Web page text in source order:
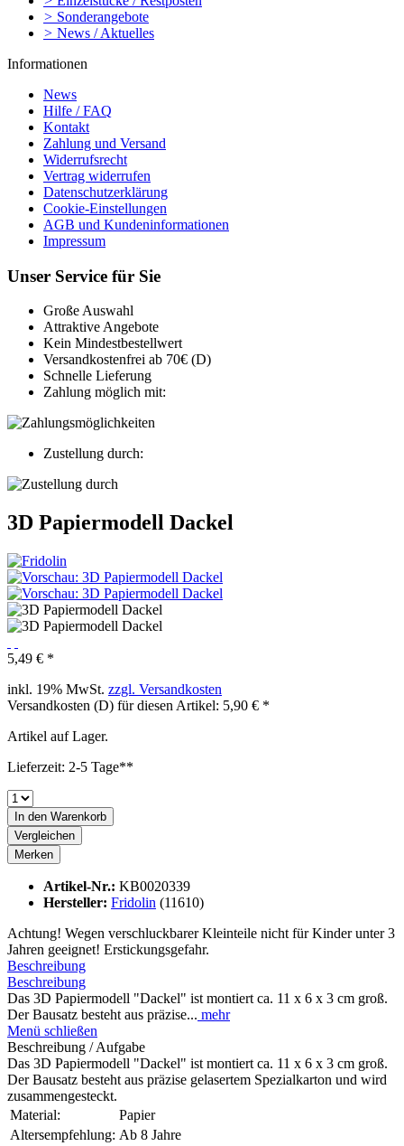
> Sonderangebote
> News / Aktuelles
Informationen
News
Hilfe / FAQ
Kontakt
Zahlung und Versand
Widerrufsrecht
Vertrag widerrufen
Datenschutzerklärung
Cookie-Einstellungen
AGB und Kundeninformationen
Impressum
Unser Service für Sie
Große Auswahl
Attraktive Angebote
Kein Mindestbestellwert
Versandkostenfrei ab 70€ (D)
Schnelle Lieferung
Zahlung möglich mit:
Zustellung durch:
3D Papiermodell Dackel
5,49 € *
inkl. 19% MwSt. zzgl. Versandkosten
Versandkosten (D) für diesen Artikel: 5,90 € *
Artikel auf Lager.
Lieferzeit: 2-5 Tage**
In den Warenkorb
Vergleichen
Merken
Artikel-Nr.: KB0020339
Hersteller: Fridolin (11610)
Achtung! Wegen verschluckbarer Kleinteile nicht für Kinder unter 3
Jahren geeignet! Erstickungsgefahr.
Beschreibung
Beschreibung
Das 3D Papiermodell "Dackel" ist montiert ca. 11 x 6 x 3 cm groß.
Der Bausatz besteht aus präzise... mehr
Menü schließen
Beschreibung / Aufgabe
Das 3D Papiermodell "Dackel" ist montiert ca. 11 x 6 x 3 cm groß.
Der Bausatz besteht aus präzise gelasertem Spezialkarton und wird
zusammengesteckt.
Material:
Papier
Altersempfehlung: Ab 8 Jahre